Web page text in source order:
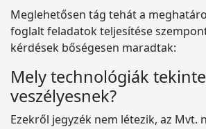
Meglehetősen tág tehát a
foglalt feladatok teljesítése
kérdések bőségesen maradtak:
Mely technológiák
veszélyesnek?
Ezekről jegyzék nem létezik, az Mvt.